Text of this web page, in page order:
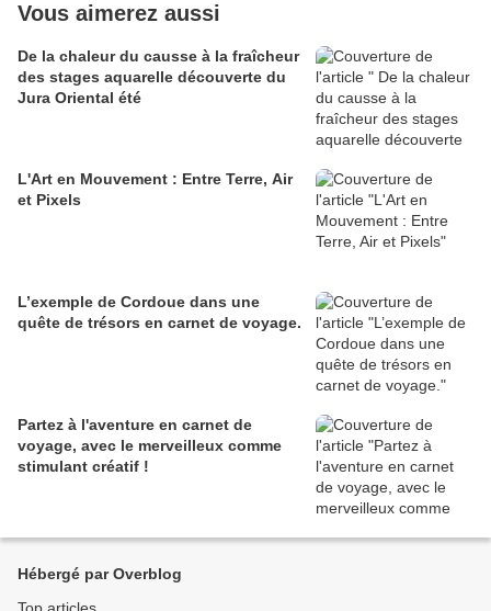
Vous aimerez aussi
De la chaleur du causse à la fraîcheur
des stages aquarelle découverte du
Jura Oriental été
L'Art en Mouvement : Entre Terre, Air
et Pixels
L’exemple de Cordoue dans une
quête de trésors en carnet de voyage.
Partez à l'aventure en carnet de
voyage, avec le merveilleux comme
stimulant créatif !
Hébergé par Overblog